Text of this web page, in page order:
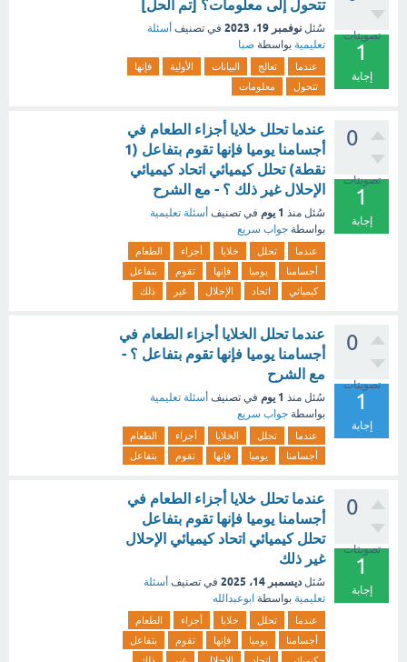
تصويتات
1
إجابة
تتحول إلى معلومات؟ [تم الحل]
سُئل نوفمبر 19، 2023 في تصنيف أسئلة
تعليمية بواسطة صبا
عندما تعالج البيانات الأولية
فإنها
تتحول
معلومات
0
تصويتات
1
إجابة
عندما تحلل خلايا أجزاء الطعام في
أجسامنا يوميا فإنها تقوم بتفاعل (1
نقطة) ‏تحلل كيميائي ‏اتحاد كيميائي
‏الإحلال ‏غير ذلك ؟ - مع الشرح
سُئل منذ 1 يوم في تصنيف أسئلة تعليمية
بواسطة جواب سريع
عندما تحلل خلايا أجزاء
الطعام
أجسامنا
يوميا فإنها تقوم
بتفاعل
كيميائي
اتحاد الإحلال غير ذلك
0
تصويتات
1
إجابة
عندما تحلل الخلايا أجزاء الطعام في
أجسامنا يوميا فإنها تقوم بتفاعل ؟ -
مع الشرح
سُئل منذ 1 يوم في تصنيف أسئلة تعليمية
بواسطة جواب سريع
عندما تحلل الخلايا أجزاء
الطعام
أجسامنا
يوميا فإنها تقوم بتفاعل
0
تصويتات
1
إجابة
عندما تحلل خلايا أجزاء الطعام في
أجسامنا يوميا فإنها تقوم بتفاعل
‏تحلل كيميائي ‏اتحاد كيميائي ‏الإحلال
‏غير ذلك
سُئل ديسمبر 14، 2025 في تصنيف أسئلة
تعليمية بواسطة ابوعبدالله
عندما تحلل خلايا أجزاء
الطعام
أجسامنا
يوميا فإنها تقوم
بتفاعل